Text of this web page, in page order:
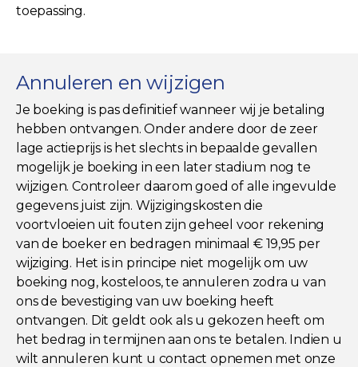
toepassing.
Annuleren en wijzigen
Je boeking is pas definitief wanneer wij je betaling
hebben ontvangen. Onder andere door de zeer
lage actieprijs is het slechts in bepaalde gevallen
mogelijk je boeking in een later stadium nog te
wijzigen. Controleer daarom goed of alle ingevulde
gegevens juist zijn. Wijzigingskosten die
voortvloeien uit fouten zijn geheel voor rekening
van de boeker en bedragen minimaal € 19,95 per
wijziging. Het is in principe niet mogelijk om uw
boeking nog, kosteloos, te annuleren zodra u van
ons de bevestiging van uw boeking heeft
ontvangen. Dit geldt ook als u gekozen heeft om
het bedrag in termijnen aan ons te betalen. Indien u
wilt annuleren kunt u contact opnemen met onze